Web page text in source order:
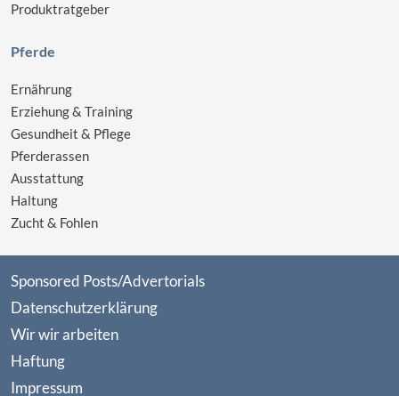
Produktratgeber
Pferde
Ernährung
Erziehung & Training
Gesundheit & Pflege
Pferderassen
Ausstattung
Haltung
Zucht & Fohlen
Sponsored Posts/Advertorials
Datenschutzerklärung
Wir wir arbeiten
Haftung
Impressum